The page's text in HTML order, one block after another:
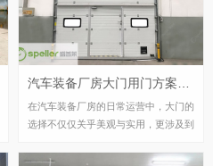
应用于仓库库房的进出口。提升门的特
点是沿着轨道上下滑升，可转弯也可垂
直提升，根据库房的安装条件进行选
择，灵活性很大。本文将介绍提升门在
仓库库房中的应用及其优势。
在汽车装备厂房的日常运营中，大门的
选择不仅仅关乎美观与实用，更涉及到
需求。为此，我们盛普莱门业厂家推荐